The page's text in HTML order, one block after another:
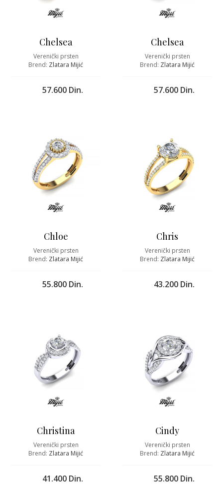
Chelsea
Verenički prsten
Brend: Zlatara Mijić
57.600 Din.
Chelsea
Verenički prsten
Brend: Zlatara Mijić
57.600 Din.
Chloe
Verenički prsten
Brend: Zlatara Mijić
55.800 Din.
Chris
Verenički prsten
Brend: Zlatara Mijić
43.200 Din.
Christina
Verenički prsten
Brend: Zlatara Mijić
41.400 Din.
Cindy
Verenički prsten
Brend: Zlatara Mijić
55.800 Din.